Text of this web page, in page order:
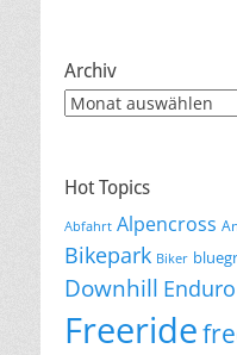
Archiv
Archiv
Hot Topics
Abfahrt Alpencross
Bikepark Biker
Downhill Enduro
Freeride